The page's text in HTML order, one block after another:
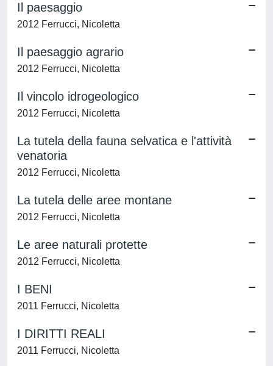
Il paesaggio
2012 Ferrucci, Nicoletta
Il paesaggio agrario
2012 Ferrucci, Nicoletta
Il vincolo idrogeologico
2012 Ferrucci, Nicoletta
La tutela della fauna selvatica e l'attività
venatoria
2012 Ferrucci, Nicoletta
La tutela delle aree montane
2012 Ferrucci, Nicoletta
Le aree naturali protette
2012 Ferrucci, Nicoletta
I BENI
2011 Ferrucci, Nicoletta
I DIRITTI REALI
2011 Ferrucci, Nicoletta